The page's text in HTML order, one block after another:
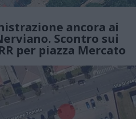
ancora ai
Scontro sui
per piazza Mercato